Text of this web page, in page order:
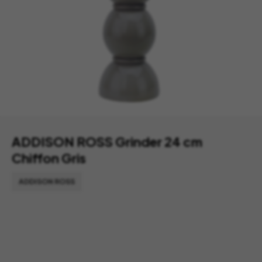
ADDISON ROSS Grinder 24 cm
Chiffon Gris
ADDISON ROSS